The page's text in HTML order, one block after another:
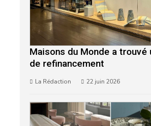
Maisons du Monde a trouvé
de refinancement
La Rédaction 22 juin 2026